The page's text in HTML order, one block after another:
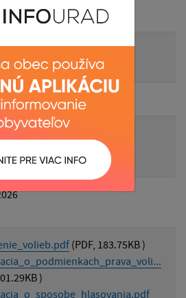
volieb
a VÚC voľby
volieb do orgánov
(PDF, 183.75KB )
)